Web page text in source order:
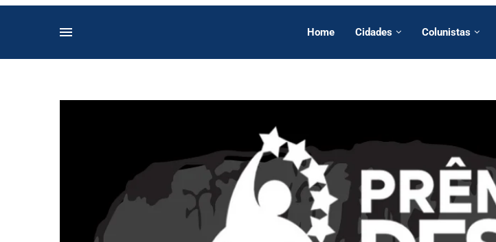
Home Cidades Colunistas